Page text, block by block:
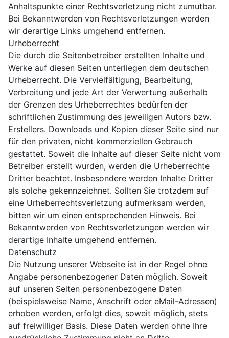
Anhaltspunkte einer Rechtsverletzung nicht zumutbar.
Bei Bekanntwerden von Rechtsverletzungen werden
wir derartige Links umgehend entfernen.
Urheberrecht
Die durch die Seitenbetreiber erstellten Inhalte und
Werke auf diesen Seiten unterliegen dem deutschen
Urheberrecht. Die Vervielfältigung, Bearbeitung,
Verbreitung und jede Art der Verwertung außerhalb
der Grenzen des Urheberrechtes bedürfen der
schriftlichen Zustimmung des jeweiligen Autors bzw.
Erstellers. Downloads und Kopien dieser Seite sind nur
für den privaten, nicht kommerziellen Gebrauch
gestattet. Soweit die Inhalte auf dieser Seite nicht vom
Betreiber erstellt wurden, werden die Urheberrechte
Dritter beachtet. Insbesondere werden Inhalte Dritter
als solche gekennzeichnet. Sollten Sie trotzdem auf
eine Urheberrechtsverletzung aufmerksam werden,
bitten wir um einen entsprechenden Hinweis. Bei
Bekanntwerden von Rechtsverletzungen werden wir
derartige Inhalte umgehend entfernen.
Datenschutz
Die Nutzung unserer Webseite ist in der Regel ohne
Angabe personenbezogener Daten möglich. Soweit
auf unseren Seiten personenbezogene Daten
(beispielsweise Name, Anschrift oder eMail-Adressen)
erhoben werden, erfolgt dies, soweit möglich, stets
auf freiwilliger Basis. Diese Daten werden ohne Ihre